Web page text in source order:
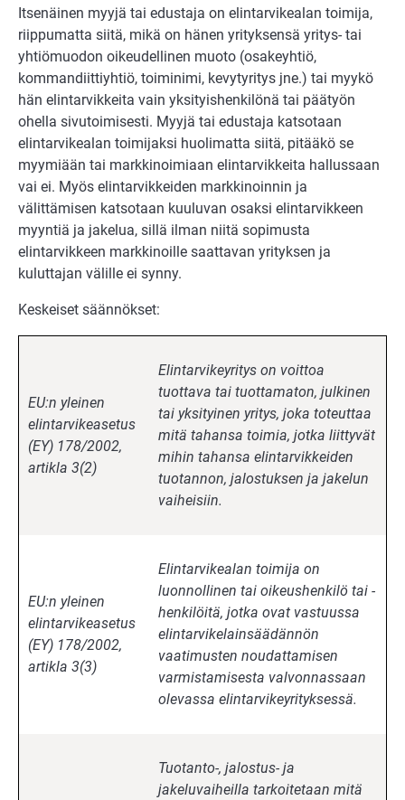
Itsenäinen myyjä tai edustaja on elintarvikealan toimija,
riippumatta siitä, mikä on hänen yrityksensä yritys- tai
yhtiömuodon oikeudellinen muoto (osakeyhtiö,
kommandiittiyhtiö, toiminimi, kevytyritys jne.) tai myykö
hän elintarvikkeita vain yksityishenkilönä tai päätyön
ohella sivutoimisesti. Myyjä tai edustaja katsotaan
elintarvikealan toimijaksi huolimatta siitä, pitääkö se
myymiään tai markkinoimiaan elintarvikkeita hallussaan
vai ei. Myös elintarvikkeiden markkinoinnin ja
välittämisen katsotaan kuuluvan osaksi elintarvikkeen
myyntiä ja jakelua, sillä ilman niitä sopimusta
elintarvikkeen markkinoille saattavan yrityksen ja
kuluttajan välille ei synny.
Keskeiset säännökset:
EU:n yleinen
elintarvikeasetus
(EY) 178/2002,
artikla 3(2)
Elintarvikeyritys on voittoa
tuottava tai tuottamaton, julkinen
tai yksityinen yritys, joka toteuttaa
mitä tahansa toimia, jotka liittyvät
mihin tahansa elintarvikkeiden
tuotannon, jalostuksen ja jakelun
vaiheisiin.
EU:n yleinen
elintarvikeasetus
(EY) 178/2002,
artikla 3(3)
Elintarvikealan toimija on
luonnollinen tai oikeushenkilö tai -
henkilöitä, jotka ovat vastuussa
elintarvikelainsäädännön
vaatimusten noudattamisen
varmistamisesta valvonnassaan
olevassa elintarvikeyrityksessä.
Tuotanto-, jalostus- ja
jakeluvaiheilla tarkoitetaan mitä